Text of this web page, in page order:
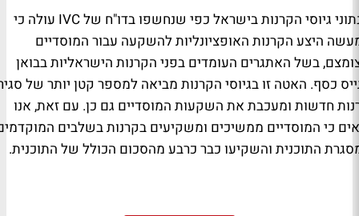
גיוסי הקרנות בישראל כפי שנחשפו בדו"ח שלIVC עולה כי
היצע הקרנות האופציונליות להשקעה עבור המוסדיים
בשל האתגרים העומדים בפני הקרנות הישראליות בבואן
כסף. האטה זו בגיוסי הקרנות מביאה למספר קטן יותר של
חדשות ומעכבת את השקעות המוסדיים גם כן. עם זאת, אנו
כי המוסדיים ממשיכים ומשקיעים בקרנות בשלבים
התוכנית והשקיעו כבר כרבע מהסכום הכולל של התוכנית.